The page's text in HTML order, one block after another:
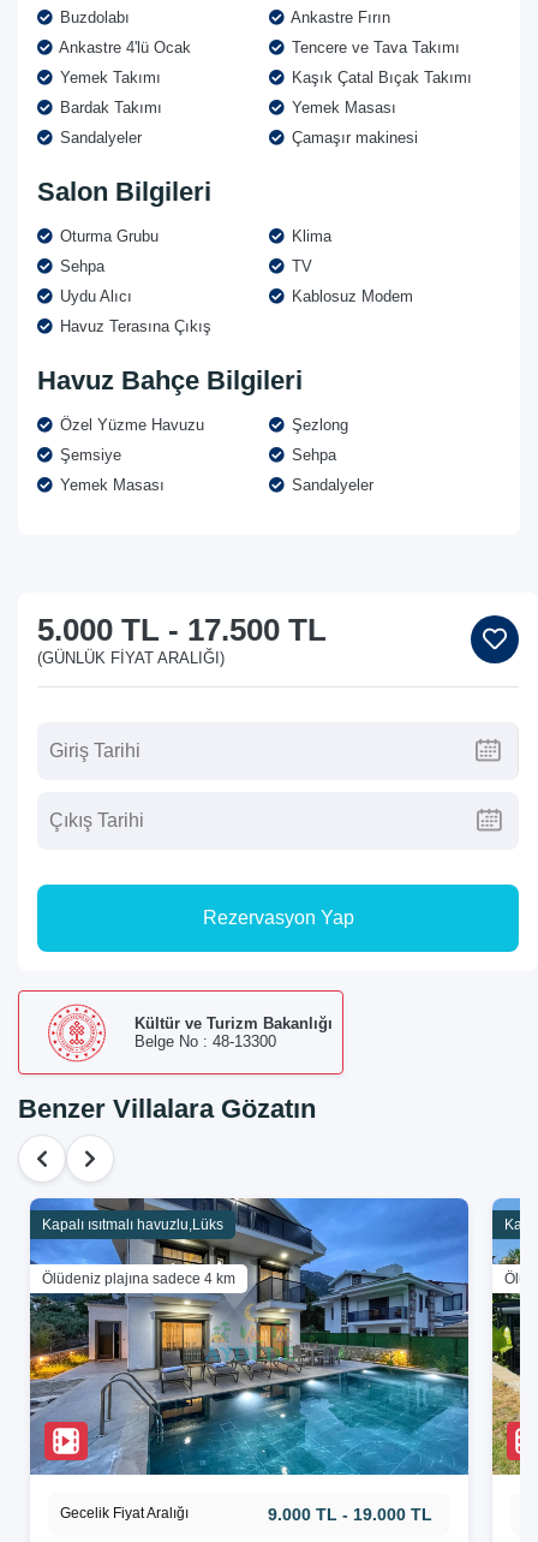
Buzdolabı
Ankastre Fırın
Ankastre 4'lü Ocak
Tencere ve Tava Takımı
Yemek Takımı
Kaşık Çatal Bıçak Takımı
Bardak Takımı
Yemek Masası
Sandalyeler
Çamaşır makinesi
Salon Bilgileri
Oturma Grubu
Klima
Sehpa
TV
Uydu Alıcı
Kablosuz Modem
Havuz Terasına Çıkış
Havuz Bahçe Bilgileri
Özel Yüzme Havuzu
Şezlong
Şemsiye
Sehpa
Yemek Masası
Sandalyeler
5.000 TL - 17.500 TL
(GÜNLÜK FIYAT ARALIĞI)
Rezervasyon Yap
Kültür ve Turizm Bakanlığı
Belge No : 48-13300
Benzer Villalara Gözatın
Kapalı ısıtmalı havuzlu,Lüks
Ölüdeniz plajına sadece 4 km
Gecelik Fiyat Aralığı 9.000 TL - 19.000 TL